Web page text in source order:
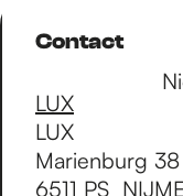
Contact
LUX
LUX
Marienburg 38
6511 PS